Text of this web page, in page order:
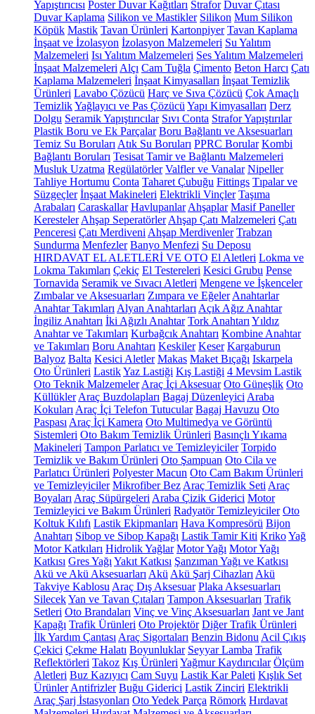
Yapıştırıcısı Poster Duvar Kağıtları Strafor Duvar Çıtası
Duvar Kaplama Silikon ve Mastikler Silikon Mum Silikon
Köpük Mastik Tavan Ürünleri Kartonpiyer Tavan Kaplama
İnşaat ve İzolasyon İzolasyon Malzemeleri Su Yalıtım
Malzemeleri Isı Yalıtım Malzemeleri Ses Yalıtım Malzemeleri
İnşaat Malzemeleri Alçı Cam Tuğla Çimento Beton Harcı Çatı
Kaplama Malzemeleri İnşaat Kimyasalları İnşaat Temizlik
Ürünleri Lavabo Çözücü Harç ve Sıva Çözücü Çok Amaçlı
TemizlikYağlayıcı ve Pas Çözücü Yapı Kimyasalları Derz
Dolgu Seramik Yapıştırıcılar Sıvı Conta Strafor Yapıştırılar
Plastik Boru ve Ek Parçalar Boru Bağlantı ve Aksesuarları
Temiz Su Boruları Atık Su Boruları PPRC Borular Kombi
Bağlantı Boruları Tesisat Tamir ve Bağlantı Malzemeleri
Musluk Uzatma Regülatörler Valfler ve Vanalar Nipeller
Tahliye Hortumu Conta Taharet Çubuğu Fittings Tıpalar ve
Süzgeçler İnşaat Makineleri Elektrikli Vinçler Taşıma
Arabaları Caraskallar Havlupanlar Ahşaplar Masif Paneller
Keresteler Ahşap Seperatörler Ahşap Çatı Malzemeleri Çatı
Penceresi Çatı Merdiveni Ahşap Merdivenler Trabzan
Sundurma Menfezler Banyo Menfezi Su Deposu
HIRDAVAT EL ALETLERİ VE OTO El Aletleri Lokma ve
Lokma Takımları Çekiç El Testereleri Kesici Grubu Pense
Tornavida Seramik ve Sıvacı Aletleri Mengene ve İşkenceler
Zımbalar ve Aksesuarları Zımpara ve Eğeler Anahtarlar
Anahtar Takımları Alyan Anahtarları Açık Ağız Anahtar
İngiliz Anahtarı İki Ağızlı Anahtar Tork Anahtarı Yıldız
Anahtar ve Takımları Kurbağcık Anahtarı Kombine Anahtar
ve Takımları Boru Anahtarı Keskiler Keser Kargaburun
Balyoz Balta Kesici Aletler Makas Maket Bıçağı Iskarpela
Oto Ürünleri LastikYaz Lastiği Kış Lastiği 4 Mevsim Lastik
Oto Teknik Malzemeler Araç İçi Aksesuar Oto Güneşlik Oto
Küllükler Araç Buzdolapları Bagaj Düzenleyici Araba
Kokuları Araç İçi Telefon Tutucular Bagaj Havuzu Oto
Paspası Araç İçi Kamera Oto Multimedya ve Görüntü
Sistemleri Oto Bakım Temizlik Ürünleri Basınçlı Yıkama
Makineleri Tampon Parlatıcı ve Temizleyiciler Torpido
Temizlik ve Bakım Ürünleri Oto Şampuan Oto Cila ve
Parlatıcı Ürünleri Polyester Macun Oto Cam Bakım Ürünleri
ve Temizleyiciler Mikrofiber Bez Araç Temizlik Seti Araç
Boyaları Araç Süpürgeleri Araba Çizik Giderici Motor
Temizleyici ve Bakım Ürünleri Radyatör Temizleyiciler Oto
Koltuk Kılıfı Lastik Ekipmanları Hava Kompresörü Bijon
Anahtarı Sibop ve Sibop Kapağı Lastik Tamir Kiti KrikoYağ
Motor Katkıları Hidrolik Yağlar Motor Yağı Motor Yağı
Katkısı Gres Yağı Yakıt Katkısı Şanzıman Yağı ve Katkısı
Akü ve Akü Aksesuarları Akü Akü Şarj Cihazları Akü
Takviye Kablosu Araç Dış Aksesuar Plaka Aksesuarları
SilecekYan ve Tavan Çıtaları Tampon Aksesuarları Trafik
Setleri Oto Brandaları Vinç ve Vinç Aksesuarları Jant ve Jant
Kapağı Trafik Ürünleri Oto Projektör Diğer Trafik Ürünleri
İlk Yardım Çantası Araç Sigortaları Benzin Bidonu Acil Çıkış
Çekici Çekme Halatı Boyunluklar Seyyar Lamba Trafik
Reflektörleri Takoz Kış Ürünleri Yağmur Kaydırıcılar Ölçüm
Aletleri Buz Kazıyıcı Cam Suyu Lastik Kar Paleti Kışlık Set
Ürünler Antifrizler Buğu Giderici Lastik Zinciri Elektrikli
Araç Şarj İstasyonları Oto Yedek Parça Römork Hırdavat